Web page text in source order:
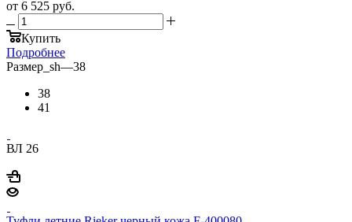
от 6 525 руб.
Купить
Подробнее
Размер_sh—38
38
41
ВЛ 26